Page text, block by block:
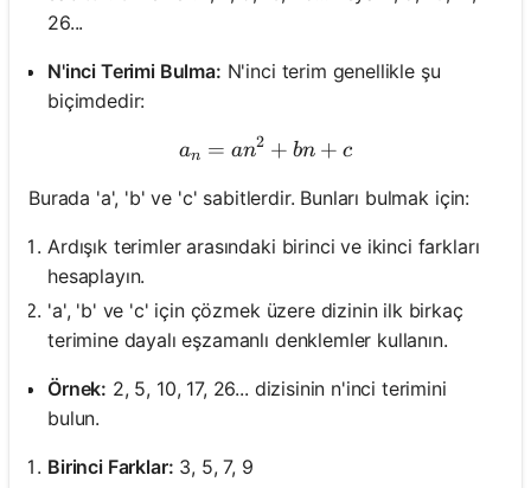
26...
N'inci Terimi Bulma: N'inci terim genellikle şu
biçimdedir:
a_n = an^2 + bn + c
an = an2 + bn + c
Burada 'a', 'b' ve 'c' sabitlerdir. Bunları bulmak için:
Ardışık terimler arasındaki birinci ve ikinci farkları
hesaplayın.
'a', 'b' ve 'c' için çözmek üzere dizinin ilk birkaç
terimine dayalı eşzamanlı denklemler kullanın.
Örnek: 2, 5, 10, 17, 26... dizisinin n'inci terimini
bulun.
Birinci Farklar: 3, 5, 7, 9